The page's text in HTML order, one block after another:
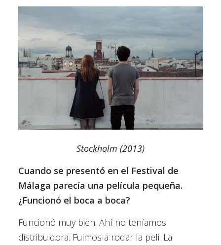
Stockholm (2013)
Cuando se presentó en el Festival de
Málaga parecía una película pequeña.
¿Funcionó el boca a boca?
Funcionó muy bien. Ahí no teníamos
distribuidora. Fuimos a rodar la peli. La